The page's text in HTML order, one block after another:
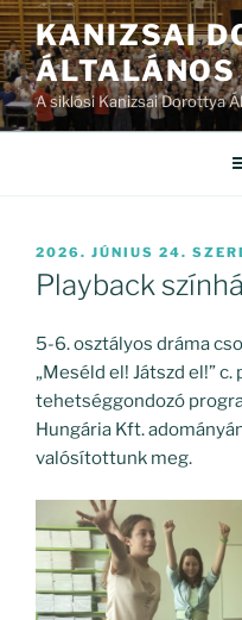
Tartalomhoz
KANIZSAI
A siklósi Kanizsai Dorottya
BEKÜLDVE:
2026. JÚNIUS 24.
Playback
5-6. osztályos dráma
„Meséld el! Játszd el!” c.
tehetséggondozó
Hungária Kft.
valósítottunk meg.